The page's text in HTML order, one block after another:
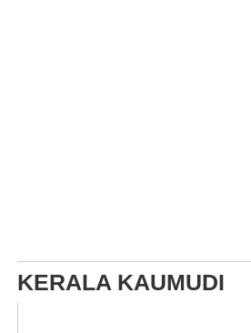
KERALA KAUMUDI